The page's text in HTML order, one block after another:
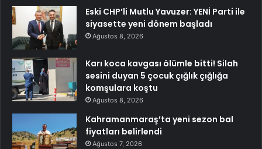
Eski CHP’li Mutlu Yavuzer: YENİ Parti ile
siyasette yeni dönem başladı
Ağustos 8, 2026
Karı koca kavgası ölümle bitti! Silah
sesini duyan 5 çocuk çığlık çığlığa
komşulara koştu
Ağustos 8, 2026
Kahramanmaraş’ta yeni sezon bal
fiyatları belirlendi
Ağustos 7, 2026